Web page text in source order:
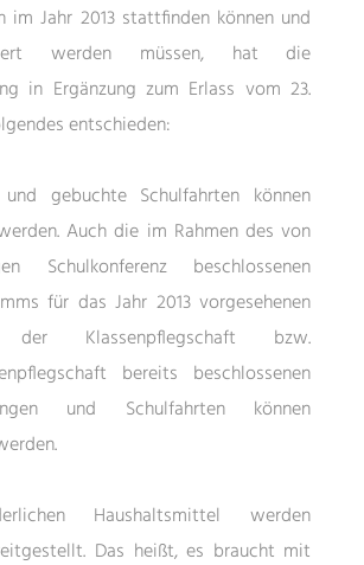
im Jahr 2013 stattfinden können und
werden müssen, hat die
in Ergänzung zum Erlass vom 23.
entschieden:
und gebuchte Schulfahrten können
Auch die im Rahmen des von
Schulkonferenz beschlossenen
für das Jahr 2013 vorgesehenen
Klassenpflegschaft bzw.
bereits beschlossenen
und Schulfahrten können
Haushaltsmittel werden
Das heißt, es braucht mit